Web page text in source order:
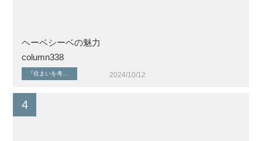
ヘーベシーベの魅力
column338
健康な暮らしと住環境
2024/10/12